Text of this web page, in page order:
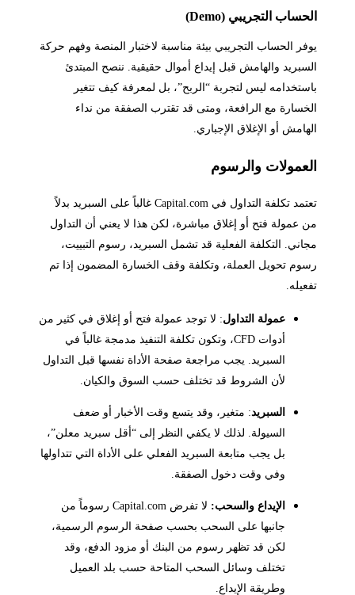
الحساب التجريبي (Demo)
يوفر الحساب التجريبي بيئة مناسبة لاختبار المنصة وفهم حركة
السبريد والهامش قبل إيداع أموال حقيقية. ننصح المبتدئ
باستخدامه ليس لتجربة “الربح”، بل لمعرفة كيف تتغير
الخسارة مع الرافعة، ومتى قد تقترب الصفقة من نداء
الهامش أو الإغلاق الإجباري.
العمولات والرسوم
تعتمد تكلفة التداول في Capital.com غالباً على السبريد بدلاً
من عمولة فتح أو إغلاق مباشرة، لكن هذا لا يعني أن التداول
مجاني. التكلفة الفعلية قد تشمل السبريد، رسوم التبييت،
رسوم تحويل العملة، وتكلفة وقف الخسارة المضمون إذا تم
تفعيله.
عمولة التداول: لا توجد عمولة فتح أو إغلاق في كثير من
أدوات CFD، وتكون تكلفة التنفيذ مدمجة غالباً في
السبريد. يجب مراجعة صفحة الأداة نفسها قبل التداول
لأن الشروط قد تختلف حسب السوق والكيان.
السبريد: متغير، وقد يتسع وقت الأخبار أو ضعف
السيولة. لذلك لا يكفي النظر إلى “أقل سبريد معلن”،
بل يجب متابعة السبريد الفعلي على الأداة التي تتداولها
وفي وقت دخول الصفقة.
الإيداع والسحب:
لا تفرض Capital.com رسوماً من
جانبها على السحب بحسب صفحة الرسوم الرسمية،
لكن قد تظهر رسوم من البنك أو مزود الدفع، وقد
تختلف وسائل السحب المتاحة حسب بلد العميل
وطريقة الإيداع.